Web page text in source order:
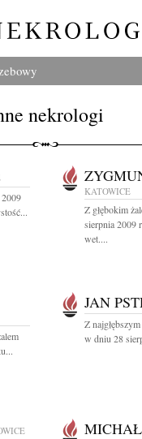
nekrologi
KATOWICE
Z głębokim
sierpnia 2009
wet....
JAN
Z
w dniu 28